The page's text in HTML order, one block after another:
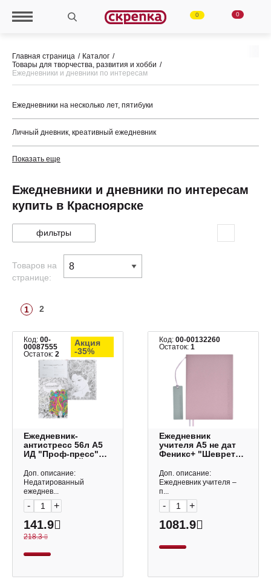
0 0
Главная страница
Каталог
Товары для творчества, развития и хобби
Ежедневники и дневники по интересам
Ежедневники и дневники по интересам
купить в Красноярске
Ежедневники на несколько лет, пятибуки
Личный дневник, креативный ежедневник
Показать еще
фильтры
Товаров на
странице:
1 2
Код: 00-
00087555
Остаток: 2
Акция
-35%
Ежедневник-
антистресс 56л А5
ИД "Проф-пресс"
56-9746
Доп. описание:
Недатированный
ежеднев...
- +
141.9
218.3
Код:00-00132260
Остаток:1
Ежедневник
учителя А5 не дат
Феникс+ "Шеврет
мягк. переплет,
иск.кожа 66475
Доп. описание:
Ежедневник учителя –
п...
- +
1081.9